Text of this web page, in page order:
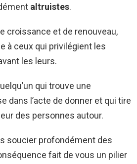
altruistes.
croissance et de renouveau,
à ceux qui privilégient les
les leurs.
qui trouve une
dans l’acte de donner et qui tire
des personnes autour.
soucier profondément des
fait de vous un pilier